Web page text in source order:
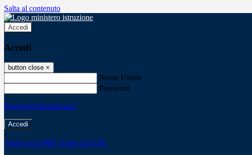
Salta al contenuto
Accedi
Accedi
button close ×
Nome Utente
Password
Password dimenticata?
-
Entra con SPID Entra con CIE